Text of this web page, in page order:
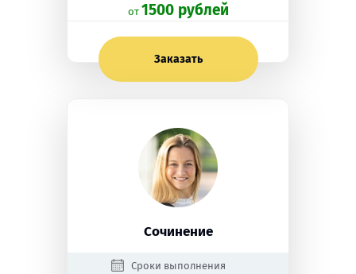
oт 1500 рублей
Заказать
Сочинение
Сроки выполнения